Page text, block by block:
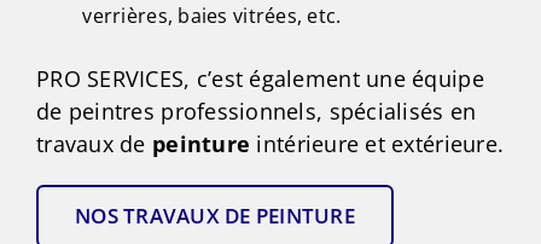
verrières, baies vitrées, etc.
PRO SERVICES, c’est également une équipe
de peintres professionnels, spécialisés en
travaux de peinture intérieure et extérieure.
NOS TRAVAUX DE PEINTURE